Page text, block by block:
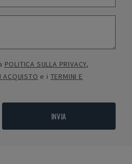
POLITICA SULLA PRIVACY,
ACQUISTO e i TERMINI E
INVIA